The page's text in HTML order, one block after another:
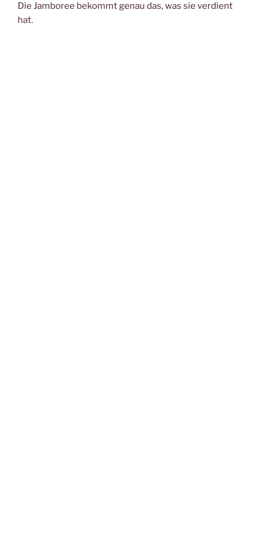
Die Jamboree bekommt genau das, was sie verdient
hat.